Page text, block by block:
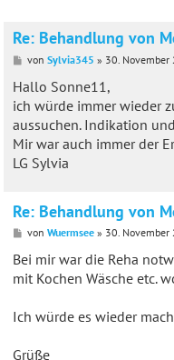
Re: Behandlung von
B
i
t
r
a
g
von Sylvia345 » 30.
Hallo Sonne11,
ich würde immer wieder
aussuchen. Indikation
Mir war auch immer der
LG Sylvia
Re: Behandlung von
B
i
r
von Wuermsee» 30.
Bei mir war die Reha
mit Kochen Wäsche etc.
Ich würde es wieder
Grüße